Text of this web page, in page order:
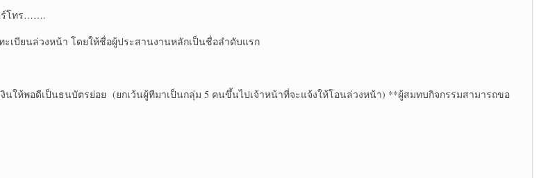
โทร…….
เบียนล่วงหน้า โดยให้ชื่อผู้ประสานงานหลักเป็นชื่อลำดับแรก
ให้พอดีเป็นธนบัตรย่อย (ยกเว้นผู้ทีมาเป็นกลุ่ม 5 คนขึ้นไปเจ้าหน้าที่จะแจ้งให้โอนล่วงหน้า) **ผู้สมทบกิจกรรมสามารถขอ